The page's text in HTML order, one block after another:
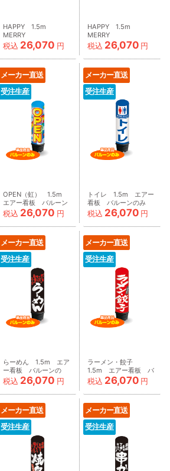
HAPPY 1.5m
MERRY
CHRISTMAS（サン
タ） エアー看板 バ
ルーンのみ
AR090020IN_C
税込 26,070 円
HAPPY 1.5m
MERRY
CHRISTMAS（スノー
マン） エアー看板
バルーンのみ
AR090021IN_C
税込 26,070 円
メーカー直送
受注生産
OPEN（虹） 1.5m
エアー看板 バルーン
のみ
AR090023IN_C
税込 26,070 円
メーカー直送
受注生産
トイレ 1.5m エアー
看板 バルーンのみ
AR090030IN_C
税込 26,070 円
メーカー直送
受注生産
らーめん 1.5m エア
ー看板 バルーンの
み
AR090041IN_C
税込 26,070 円
メーカー直送
受注生産
ラーメン・餃子
1.5m エアー看板 バ
ルーンのみ
AR090042IN_C
税込 26,070 円
メーカー直送
受注生産
メーカー直送
受注生産